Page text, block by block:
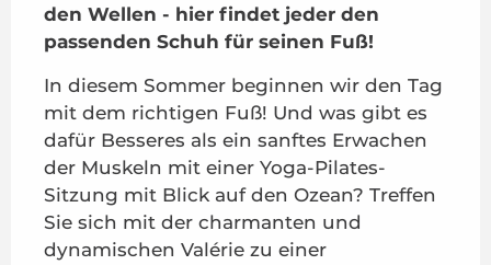
den Wellen - hier findet jeder den
passenden Schuh für seinen Fuß!
In diesem Sommer beginnen wir den Tag
mit dem richtigen Fuß! Und was gibt es
dafür Besseres als ein sanftes Erwachen
der Muskeln mit einer Yoga-Pilates-
Sitzung mit Blick auf den Ozean? Treffen
Sie sich mit der charmanten und
dynamischen Valérie zu einer